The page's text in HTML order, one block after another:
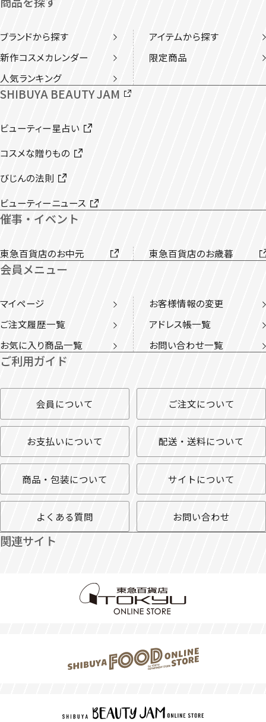
ブランドから探す
アイテムから探す
新作コスメカレンダー
限定商品
人気ランキング
SHIBUYA BEAUTY JAM
ビューティー星占い
コスメな贈りもの
びじんの法則
ビューティーニュース
催事・イベント
東急百貨店のお中元 東急百貨店のお歳暮
会員メニュー
マイページ
お客様情報の変更
ご注文履歴一覧
アドレス帳一覧
お気に入り商品一覧
お問い合わせ一覧
ご利用ガイド
会員について ご注文について
お支払いについて 配送・送料について
商品・包装について サイトについて
よくある質問 お問い合わせ
関連サイト